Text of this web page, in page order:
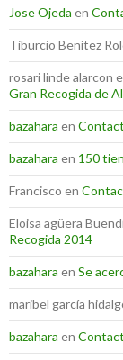
Jose Ojeda en
Tiburcio Benítez
rosari linde alarcon
Gran Recogida de
bazahara en
bazahara en 150
Francisco en
Eloisa agüera
Recogida 2014
bazahara en Se
maribel garcía
bazahara en